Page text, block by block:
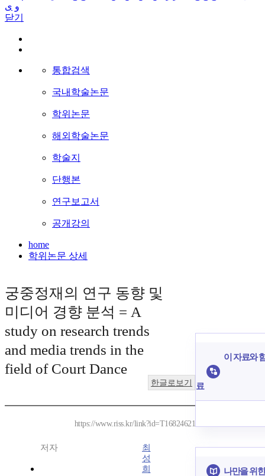
و ی
닫기
통합검색
국내학술논문
학위논문
해외학술논문
학술지
단행본
연구보고서
공개강의
home
학위논문 상세
궁중정재의 연구 동향 및
미디어 경향 분석 = A
study on research trends
and media trends in the
field of Court Dance
한글로보기
https://www.riss.kr/link?id=T16824621
저자
최
성
희
이 자료와
료
나만을 위